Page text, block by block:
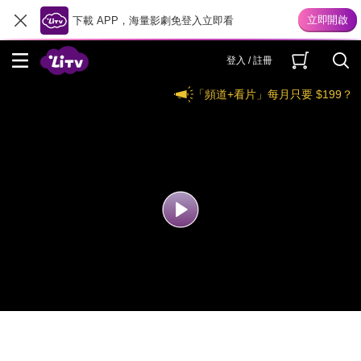
下載 APP，海量影劇免登入立即看
登入 / 註冊
「頻道+看片」每月只要 $199？